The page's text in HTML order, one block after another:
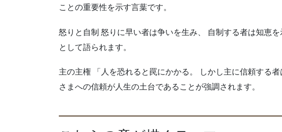
ことの重要性を示す言葉です。
怒りと自制 怒りに早い者は争いを生み、 自制する者は知恵
として語られます。
主の主権 「人を恐れると罠にかかる。 しかし主に信頼する
さまへの信頼が人生の土台であることが強調されます。